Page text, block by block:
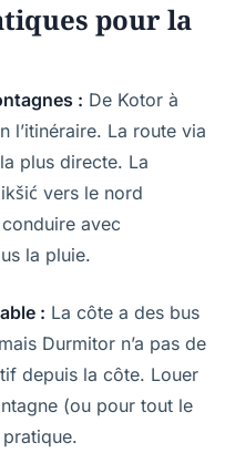
pour la
: De Kotor à
l’itinéraire. La route via
plus directe. La
vers le nord
avec
la pluie.
: La côte a des bus
Durmitor n’a pas de
depuis la côte. Louer
(ou pour tout le